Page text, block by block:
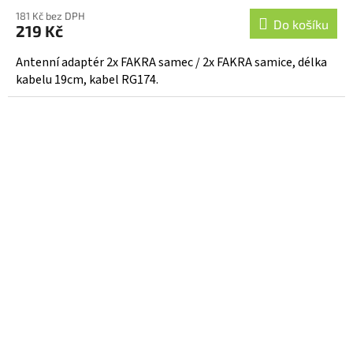
181 Kč bez DPH
219 Kč Do košíku
Antenní adaptér 2x FAKRA samec / 2x FAKRA samice, délka
kabelu 19cm, kabel RG174.